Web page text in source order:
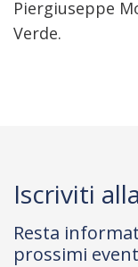
Piergiuseppe
Verde.
Iscriviti
Resta
prossimi